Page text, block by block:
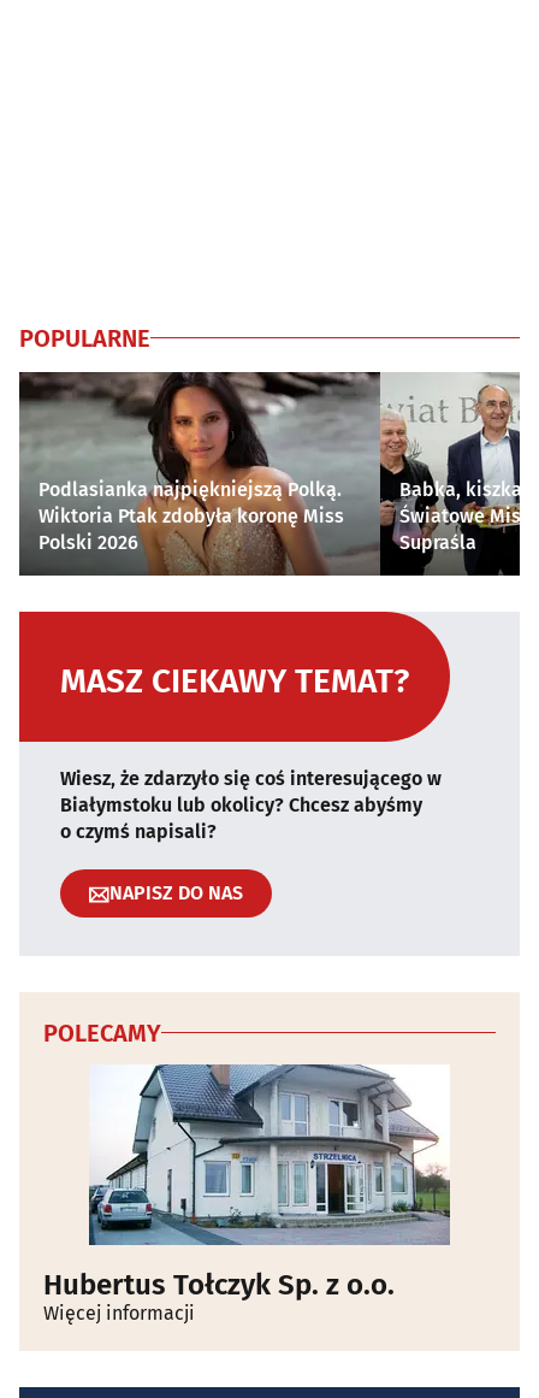
POPULARNE
Podlasianka najpiękniejszą Polką.
Wiktoria Ptak zdobyła koronę Miss
Polski 2026
Babka, kiszka i
Światowe
Supraśla
MASZ CIEKAWY TEMAT?
Wiesz, że zdarzyło się coś interesującego w
Białymstoku lub okolicy? Chcesz abyśmy
o czymś napisali?
NAPISZ DO NAS
POLECAMY
Hubertus Tołczyk Sp. z o.o.
Więcej informacji